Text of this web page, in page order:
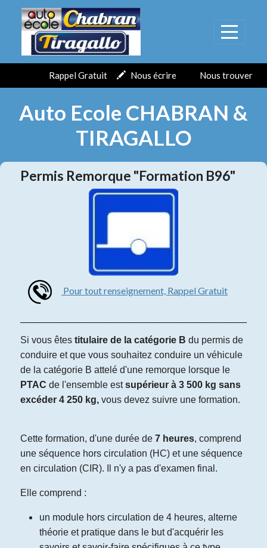
Panneau de gestion des cookies
Rappel Gratuit Nous écrire Nous trouver
Auto Ecole CHABRAN &
TIRAGALLO
Permis Remorque "Formation B96"
Pour tout renseignement, Rappel Gratuit
Si vous êtes titulaire de la catégorie B du permis de
conduire et que vous souhaitez conduire un véhicule
de la catégorie B attelé d'une remorque lorsque le
PTAC de l'ensemble estsupérieur à 3 500 kg sans
excéder 4 250 kg, vous devez suivre une formation.
Cette formation, d'une durée de 7 heures, comprend
une séquence hors circulation (HC) et une séquence
en circulation (CIR). Il n'y a pas d'examen final.
Elle comprend :
un module hors circulation de 4 heures, alterne
théorie et pratique dans le but d'acquérir les